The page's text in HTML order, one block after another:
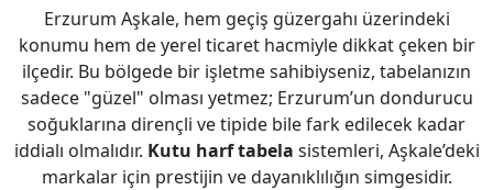
Erzurum Aşkale, hem geçiş güzergahı üzerindeki
konumu hem de yerel ticaret hacmiyle dikkat çeken bir
ilçedir. Bu bölgede bir işletme sahibiyseniz, tabelanızın
sadece "güzel" olması yetmez; Erzurum’un dondurucu
soğuklarına dirençli ve tipide bile fark edilecek kadar
iddialı olmalıdır. Kutu harf tabela sistemleri, Aşkale’deki
markalar için prestijin ve dayanıklılığın simgesidir.